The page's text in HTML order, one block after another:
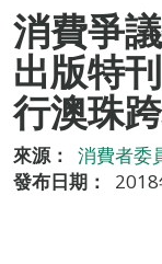
消費爭
出版特
行澳珠
來源：
消費者委
發布日期：